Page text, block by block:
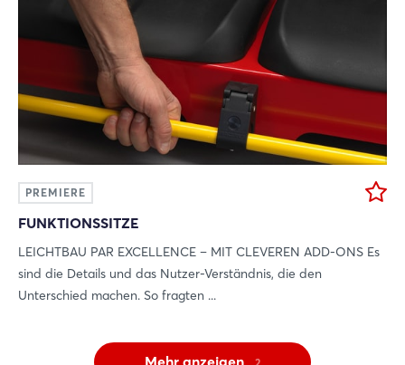
PREMIERE
FUNKTIONSSITZE
LEICHTBAU PAR EXCELLENCE – MIT CLEVEREN ADD-ONS Es
sind die Details und das Nutzer-Verständnis, die den
Unterschied machen. So fragten ...
Mehr anzeigen